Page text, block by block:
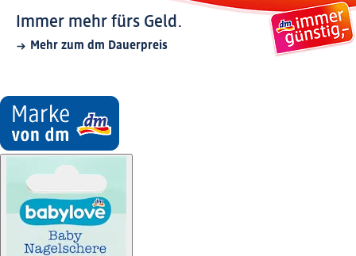
Immer mehr fürs Geld.
Mehr zum dm Dauerpreis